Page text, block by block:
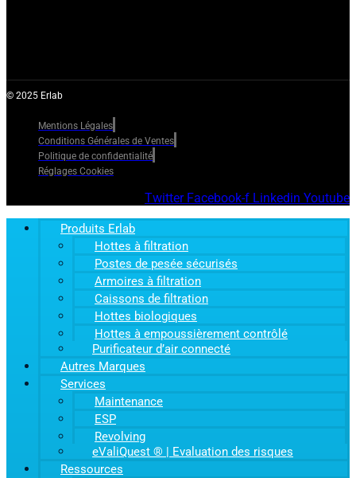
© 2025 Erlab
Mentions Légales
Conditions Générales de Ventes
Politique de confidentialité
Réglages Cookies
Twitter Facebook-f Linkedin Youtube
Produits Erlab
Hottes à filtration
Postes de pesée sécurisés
Armoires à filtration
Caissons de filtration
Hottes biologiques
Hottes à empoussièrement contrôlé
Purificateur d’air connecté
Autres Marques
Services
Maintenance
ESP
Revolving
eValiQuest ® | Evaluation des risques
Ressources